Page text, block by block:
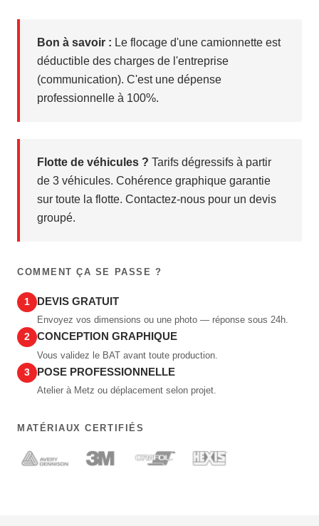
Bon à savoir : Le flocage d'une camionnette est
déductible des charges de l'entreprise
(communication). C'est une dépense
professionnelle à 100%.
Flotte de véhicules ? Tarifs dégressifs à partir
de 3 véhicules. Cohérence graphique garantie
sur toute la flotte. Contactez-nous pour un devis
groupé.
COMMENT ÇA SE PASSE ?
1 DEVIS GRATUIT
Envoyez vos dimensions ou une photo — réponse sous 24h.
2
CONCEPTION GRAPHIQUE
Vous validez le BAT avant toute production.
3
POSE PROFESSIONNELLE
Atelier à Metz ou déplacement selon projet.
MATÉRIAUX CERTIFIÉS